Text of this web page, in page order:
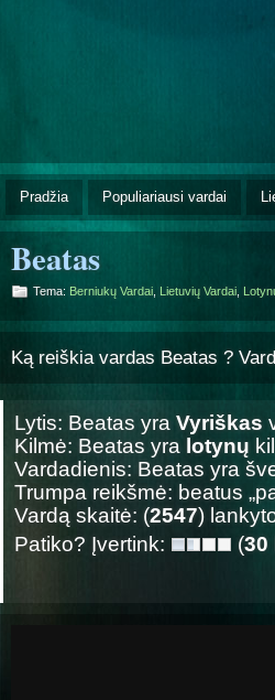
Pradžia Populiariausi vardai
Beatas
Tema: Berniukų Vardai Lietuvių Vardai
Ką reiškia vardas Beatas ?
Lytis: Beatas yra Vyriškas
Kilmė: Beatas yra lotynų
Vardadienis: Beatas yra
Trumpa reikšmė: beatus
Vardą skaitė: (2547)
Patiko? Įvertink:
(30